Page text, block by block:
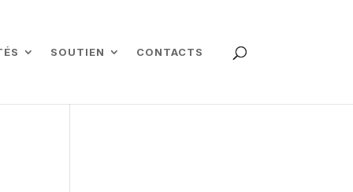
SOUTIEN CONTACTS